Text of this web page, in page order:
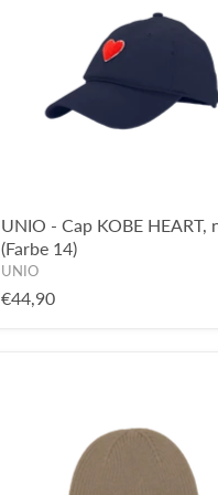
UNIO - Cap KOBE HEART,
(Farbe 14)
UNIO
€44,90